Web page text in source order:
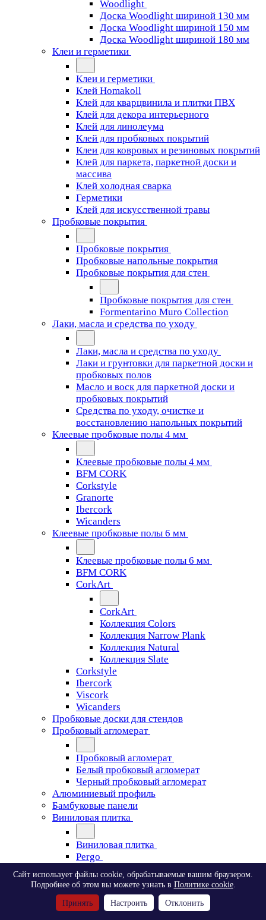
Woodlight
Доска Woodlight шириной 130 мм
Доска Woodlight шириной 150 мм
Доска Woodlight шириной 180 мм
Клеи и герметики
Клеи и герметики
Клей Homakoll
Клей для кварцвинила и плитки ПВХ
Клей для декора интерьерного
Клей для линолеума
Клей для пробковых покрытий
Клеи для ковровых и резиновых покрытий
Клей для паркета, паркетной доски и
массива
Клей холодная сварка
Герметики
Клей для искусственной травы
Пробковые покрытия
Пробковые покрытия
Пробковые напольные покрытия
Пробковые покрытия для стен
Пробковые покрытия для стен
Formentarino Muro Collection
Лаки, масла и средства по уходу
Лаки, масла и средства по уходу
Лаки и грунтовки для паркетной доски и
пробковых полов
Масло и воск для паркетной доски и
пробковых покрытий
Средства по уходу, очистке и
восстановлению напольных покрытий
Клеевые пробковые полы 4 мм
Клеевые пробковые полы 4 мм
BFM CORK
Corkstyle
Granorte
Ibercork
Wicanders
Клеевые пробковые полы 6 мм
Клеевые пробковые полы 6 мм
BFM CORK
CorkArt
CorkArt
Коллекция Colors
Коллекция Narrow Plank
Коллекция Natural
Коллекция Slate
Corkstyle
Ibercork
Viscork
Wicanders
Пробковые доски для стендов
Пробковый агломерат
Пробковый агломерат
Белый пробковый агломерат
Черный пробковый агломерат
Алюминиевый профиль
Бамбуковые панели
Виниловая плитка
Виниловая плитка
Pergo
Pergo
Classic Plank Optimum Glue
Modern Plank Optimum Glue
Сайт использует файлы cookie, обрабатываемые вашим браузером.
Подробнее об этом вы можете узнать в Политике cookie.
Принять Настроить Отклонить